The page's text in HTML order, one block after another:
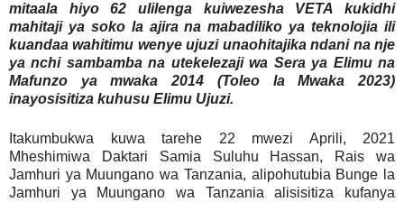
mitaala hiyo 62 ulilenga kuiwezesha VETA kukidhi
mahitaji ya soko la ajira na mabadiliko ya teknolojia ili
kuandaa wahitimu wenye ujuzi unaohitajika ndani na nje
ya nchi sambamba na utekelezaji wa Sera ya Elimu na
Mafunzo ya mwaka 2014 (Toleo la Mwaka 2023)
inayosisitiza kuhusu Elimu Ujuzi.
Itakumbukwa kuwa tarehe 22 mwezi Aprili, 2021
Mheshimiwa Daktari Samia Suluhu Hassan, Rais wa
Jamhuri ya Muungano wa Tanzania, alipohutubia Bunge la
Jamhuri ya Muungano wa Tanzania alisisitiza kufanya